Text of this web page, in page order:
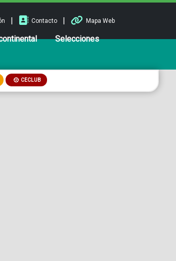
| Contacto | Mapa Web
Selecciones
CECLUB